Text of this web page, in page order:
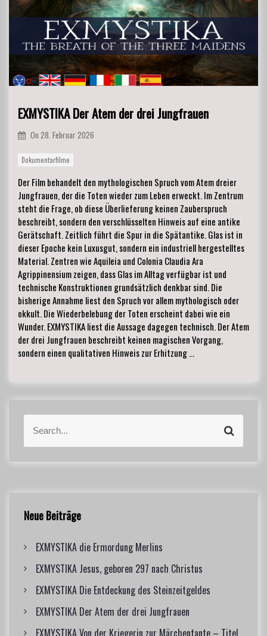
EXMYSTIKA Der Atem der drei Jungfrauen
On 28. Februar 2026
Dokumentarfilme
Der Film behandelt den mythologischen Spruch vom Atem dreier
Jungfrauen, der die Toten wieder zum Leben erweckt. Im Zentrum
steht die Frage, ob diese Überlieferung keinen Zauberspruch
beschreibt, sondern den verschlüsselten Hinweis auf eine antike
Gerätschaft. Zeitlich führt die Spur in die Spätantike. Glas ist in
dieser Epoche kein Luxusgut, sondern ein industriell hergestelltes
Material. Zentren wie Aquileia und Colonia Claudia Ara
Agrippinensium zeigen, dass Glas im Alltag verfügbar ist und
technische Konstruktionen grundsätzlich denkbar sind. Die
bisherige Annahme liest den Spruch vor allem mythologisch oder
okkult. Die Wiederbelebung der Toten erscheint dabei wie ein
Wunder. EXMYSTIKA liest die Aussage dagegen technisch. Der Atem
der drei Jungfrauen beschreibt keinen magischen Vorgang,
sondern einen qualitativen Hinweis zur Erhitzung …
a
r
o
:
S
r
Neue Beiträge
EXMYSTIKA die Ermordung Merlins
EXMYSTIKA Jesus, geboren 297 nach Christus
EXMYSTIKA Die Entdeckung des Steinzeitgeldes
EXMYSTIKA Der Atem der drei Jungfrauen
EXMYSTIKA Von der Kriegerin zur Märchentante – Titel